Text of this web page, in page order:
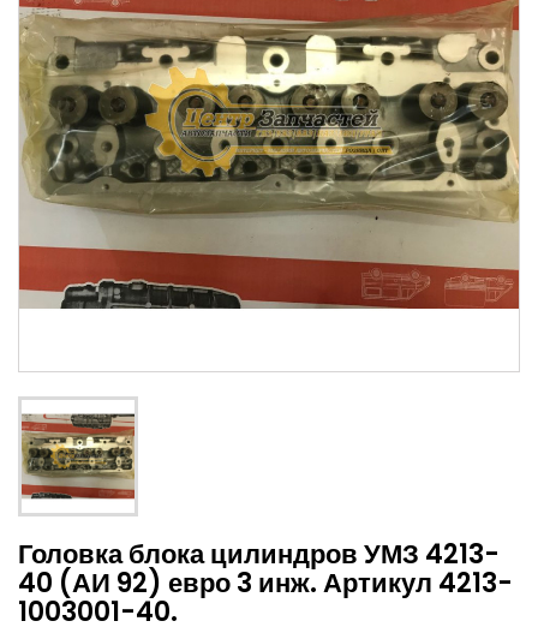
Головка блока цилиндров УМЗ 4213-
40 (АИ 92) евро 3 инж. Артикул 4213-
1003001-40.